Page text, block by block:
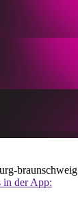
braunschweig
in der App: